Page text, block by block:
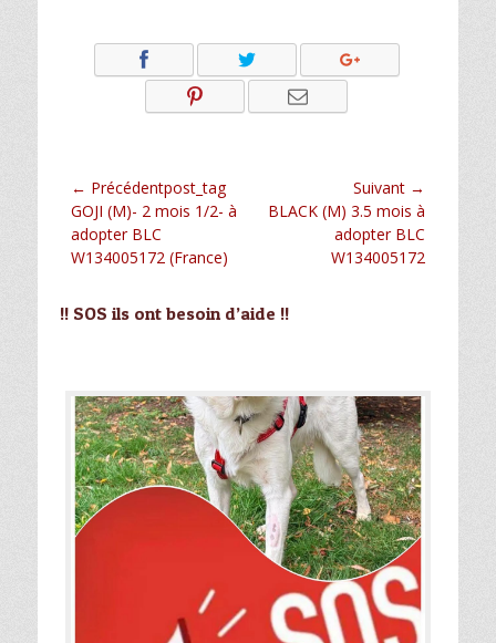
Navigation
de
l’article
← Précédentpost_tag
Article
précédent :
GOJI (M)- 2 mois 1/2- à
adopter BLC
W134005172 (France)
Suivant →
Article
BLACK (M) 3.5 mois à
adopter BLC
W134005172
!! SOS ils ont besoin d’aide !!